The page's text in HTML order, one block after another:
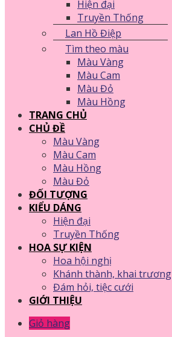
Hiện đại
Truyền Thống
Lan Hồ Điệp
Tìm theo màu
Màu Vàng
Màu Cam
Màu Đỏ
Màu Hồng
TRANG CHỦ
CHỦ ĐỀ
Màu Vàng
Màu Cam
Màu Hồng
Màu Đỏ
ĐỐI TƯỢNG
KIỂU DÁNG
Hiện đại
Truyền Thống
HOA SỰ KIỆN
Hoa hội nghị
Khánh thành, khai trương
Đám hỏi, tiệc cưới
GIỚI THIỆU
Giỏ hàng